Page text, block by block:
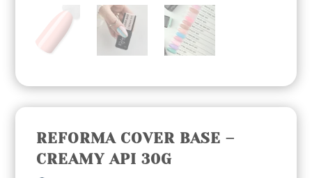
REFORMA COVER BASE –
CREAMY API 30G